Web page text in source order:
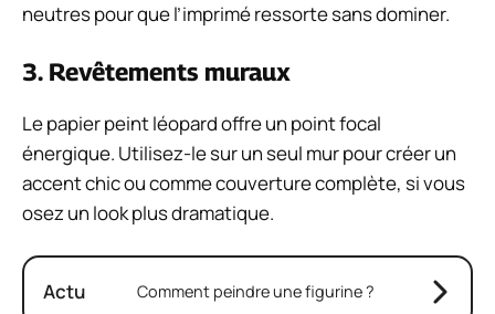
neutres pour que l’imprimé ressorte sans dominer.
3. Revêtements muraux
Le papier peint léopard offre un point focal
énergique. Utilisez-le sur un seul mur pour créer un
accent chic ou comme couverture complète, si vous
osez un look plus dramatique.
Actu Comment peindre une figurine ?